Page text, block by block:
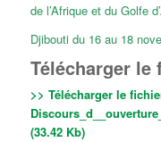
de l’Afrique et du Golfe
Djibouti du 16 au 18
Télécharger le
>> Télécharger le
(33.42 Kb)